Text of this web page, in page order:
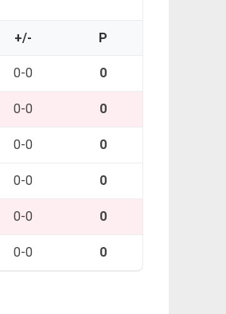
+/- P
0-0 0
0-0 0
0-0 0
0-0 0
0-0 0
0-0 0